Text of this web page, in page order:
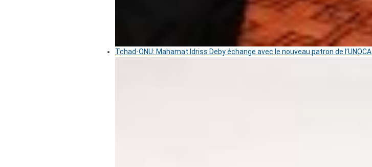
Tchad-ONU: Mahamat Idriss Deby échange avec le nouveau patron de l’UNOCA